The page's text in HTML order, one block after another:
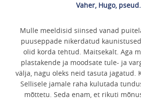
Vaher, Hugo, pseud.
Mulle meeldisid siinsed vanad
puuseppade nikerdatud
olid korda tehtud. Maitsekalt. Aga
plastakende ja moodsate tule- ja
välja, nagu oleks neid tasuta jagatud.
Sellisele jamale raha kulutada
mõttetu. Seda enam, et rikuti